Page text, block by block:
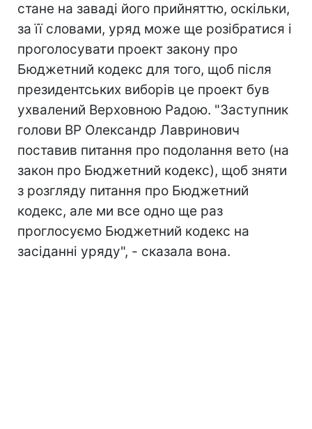
стане на заваді його прийняттю, оскільки,
за її словами, уряд може ще розібратися і
проголосувати проект закону про
Бюджетний кодекс для того, щоб після
президентських виборів це проект був
ухвалений Верховною Радою. "Заступник
голови ВР Олександр Лавринович
поставив питання про подолання вето (на
закон про Бюджетний кодекс), щоб зняти
з розгляду питання про Бюджетний
кодекс, але ми все одно ще раз
проглосуємо Бюджетний кодекс на
засіданні уряду", - сказала вона.